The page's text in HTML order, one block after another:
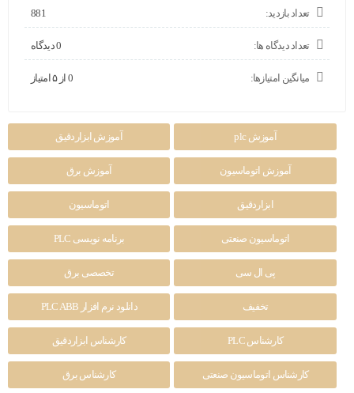
تعداد بازدید: 881
تعداد دیدگاه ها: 0 دیدگاه
میانگین امتیازها: 0 از ۵ امتیاز
آموزش plc آموزش ابزاردقیق
آموزش اتوماسیون آموزش برق
ابزاردقیق اتوماسیون
اتوماسیون صنعتی برنامه نویسی PLC
پی ال سی تخصصی برق
تخفیف دانلود نرم افزار PLC ABB
کارشناس PLC کارشناس ابزاردقیق
کارشناس اتوماسیون صنعتی کارشناس برق